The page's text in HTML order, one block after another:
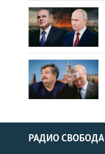
РАДИО СВОБОДА